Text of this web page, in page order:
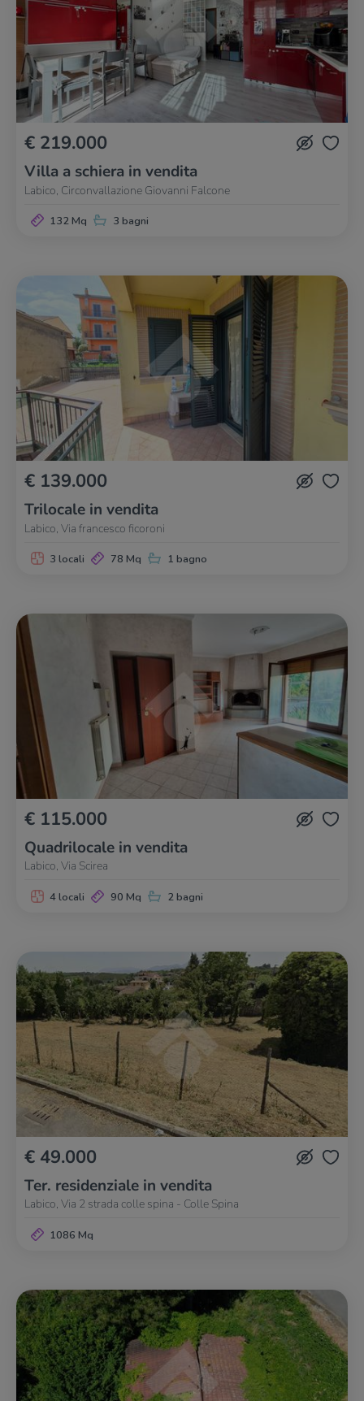
€ 219.000
Villa a schiera in vendita
Labico, Circonvallazione Giovanni Falcone
132 Mq 3 bagni
€ 139.000
Trilocale in vendita
Labico, Via francesco ficoroni
3 locali 78 Mq 1 bagno
€ 115.000
Quadrilocale in vendita
Labico, Via Scirea
4 locali 90 Mq 2 bagni
€ 49.000
Ter. residenziale in vendita
Labico, Via 2 strada colle spina - Colle Spina
1086 Mq